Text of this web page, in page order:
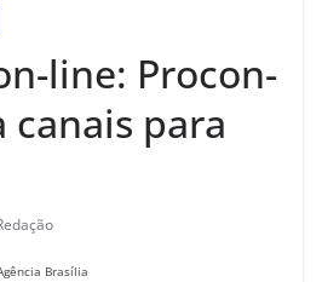
line: Procon-
canais para
Brasília